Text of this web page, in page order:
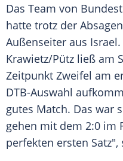
Das Team von
hatte trotz der
Außenseiter aus
Krawietz/Pütz ließ am
Zeitpunkt Zweifel am
DTB-Auswahl
gutes Match. Das war
gehen mit dem 2:0 im
perfekten ersten Satz",